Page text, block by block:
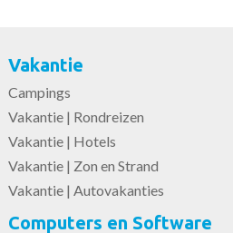
Vakantie
Campings
Vakantie | Rondreizen
Vakantie | Hotels
Vakantie | Zon en Strand
Vakantie | Autovakanties
Computers en Software